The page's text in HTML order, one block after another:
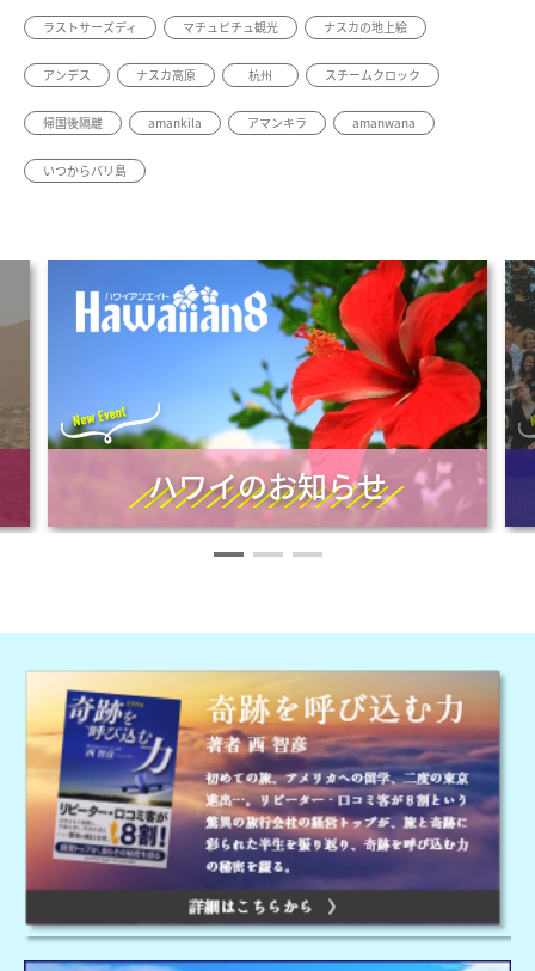
ラストサーズディ マチュピチュ観光 ナスカの地上絵
アンデス ナスカ高原 杭州 スチームクロック
帰国後隔離 amankila アマンキラ amanwana
いつからバリ島
ハワイのお知らせ